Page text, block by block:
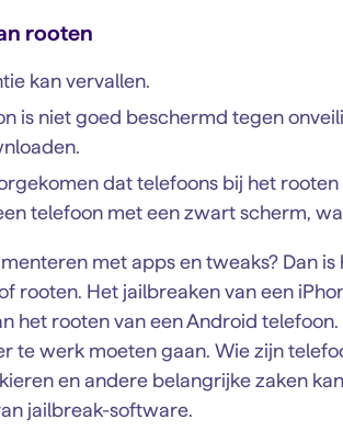
rooten
kan vervallen.
is niet goed beschermd tegen
dat telefoons bij het
telefoon met een zwart scherm,
met apps en tweaks? Dan
rooten. Het jailbreaken van een
het rooten van een Android
te werk moeten gaan. Wie zijn
en andere belangrijke zaken
jailbreak-software.